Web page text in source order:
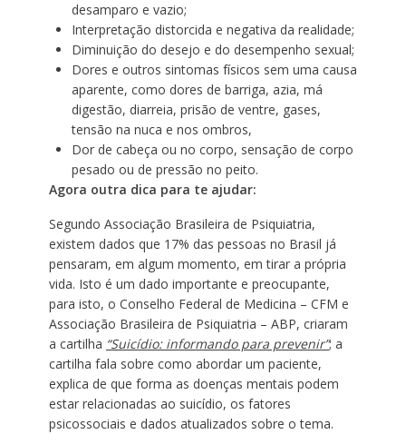
desamparo e vazio;
Interpretação distorcida e negativa da realidade;
Diminuição do desejo e do desempenho sexual;
Dores e outros sintomas físicos sem uma causa
aparente, como dores de barriga, azia, má
digestão, diarreia, prisão de ventre, gases,
tensão na nuca e nos ombros,
Dor de cabeça ou no corpo, sensação de corpo
pesado ou de pressão no peito.
Agora outra dica para te ajudar:
Segundo Associação Brasileira de Psiquiatria,
existem dados que 17% das pessoas no Brasil já
pensaram, em algum momento, em tirar a própria
vida. Isto é um dado importante e preocupante,
para isto, o Conselho Federal de Medicina – CFM e
Associação Brasileira de Psiquiatria – ABP, criaram
a cartilha “Suicídio: informando para prevenir”; a
cartilha fala sobre como abordar um paciente,
explica de que forma as doenças mentais podem
estar relacionadas ao suicídio, os fatores
psicossociais e dados atualizados sobre o tema.